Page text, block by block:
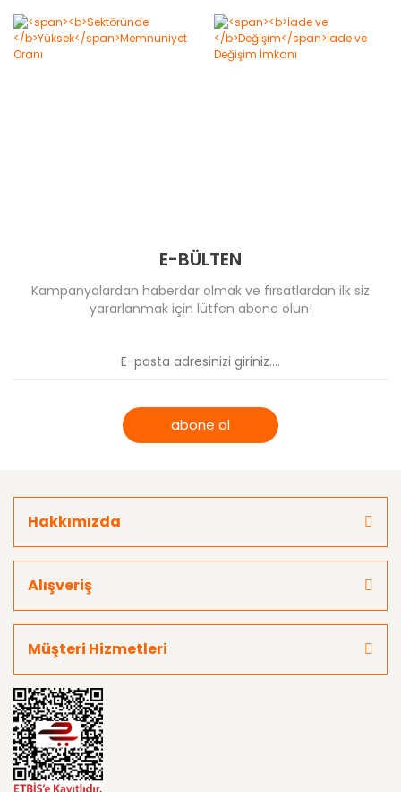
E-BÜLTEN
Kampanyalardan haberdar olmak ve fırsatlardan ilk siz
yararlanmak için lütfen abone olun!
abone ol
Hakkımızda
Alışveriş
Müşteri Hizmetleri